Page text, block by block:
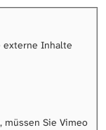
Inhalte
müssen Sie Vimeo